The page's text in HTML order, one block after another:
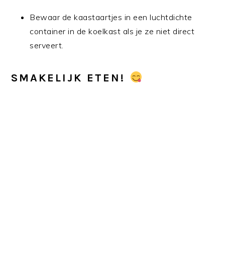
Bewaar de kaastaartjes in een luchtdichte
container in de koelkast als je ze niet direct
serveert.
SMAKELIJK ETEN!